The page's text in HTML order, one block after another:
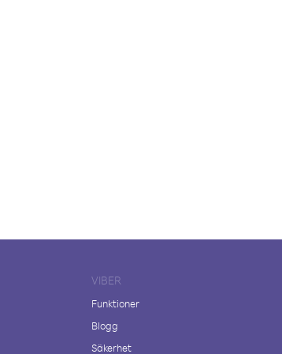
VIBER
Funktioner
Blogg
Säkerhet